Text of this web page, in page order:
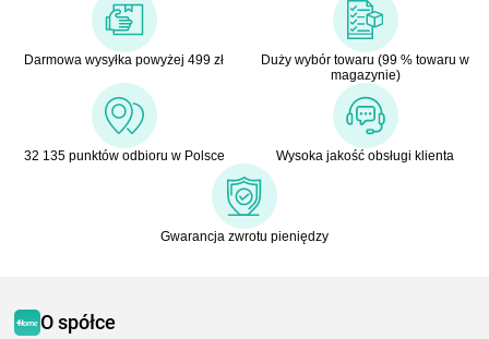
Darmowa wysyłka powyżej 499 zł
Duży wybór towaru (99 % towaru w
magazynie)
32 135 punktów odbioru w Polsce Wysoka jakość obsługi klienta
Gwarancja zwrotu pieniędzy
O spółce